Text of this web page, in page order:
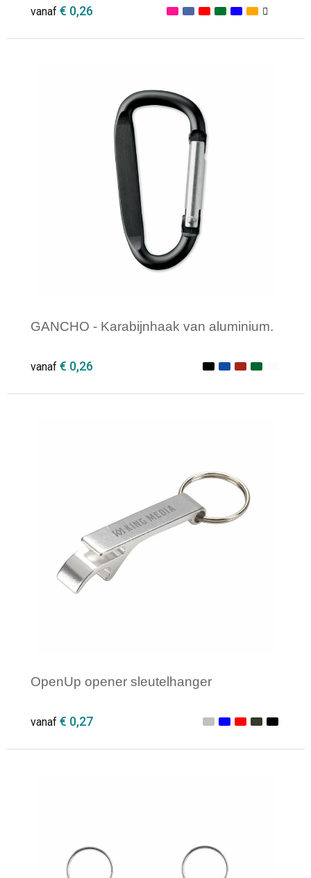
vanaf € 0,26
Minimale afname: 1
GANCHO - Karabijnhaak van aluminium.
vanaf € 0,26
OpenUp opener sleutelhanger
vanaf € 0,27